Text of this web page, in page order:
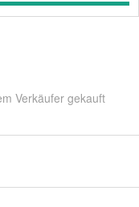
Verkäufer gekauft